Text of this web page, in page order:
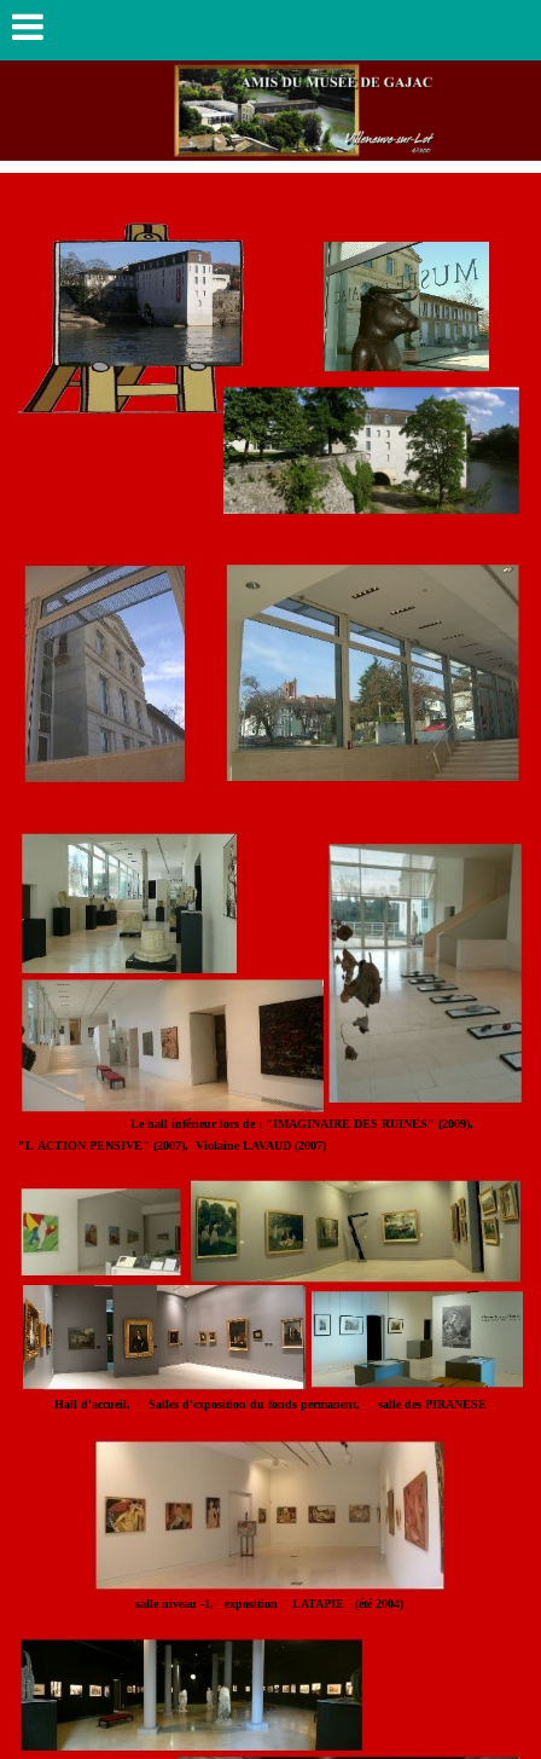
Le hall inférieur lors de : "IMAGINAIRE DES RUINES" (2009),
"L'ACTION PENSIVE" (2007), Violaine LAVAUD (2007)
Hall d'accueil, Salles d'exposition du fonds permanent, salle des PIRANESE
salle niveau -1, exposition LATAPIE (été 2004)